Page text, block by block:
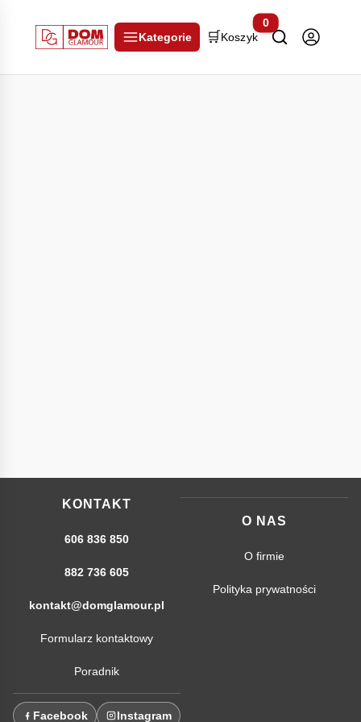
Kategorie 🛒 Koszyk
0
KONTAKT
606 836 850
882 736 605
kontakt@domglamour.pl
Formularz kontaktowy
Poradnik
Facebook Instagram
O NAS
O firmie
Polityka prywatności